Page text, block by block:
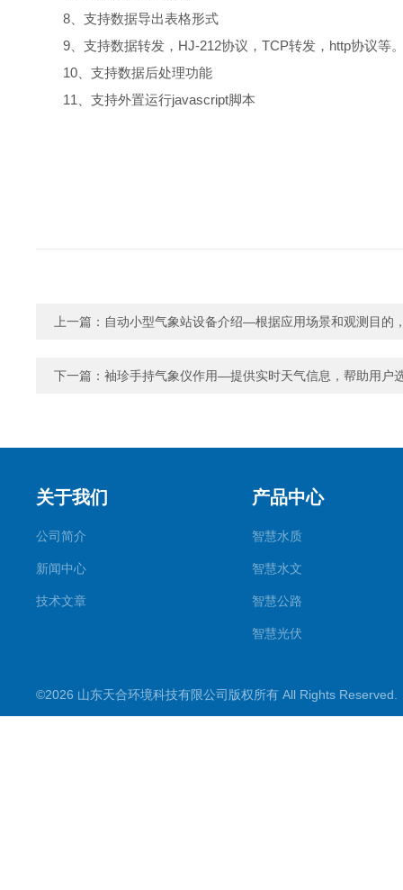
8、支持数据导出表格形式
9、支持数据转发，HJ-212协议，TCP转发，http协议等
10、支持数据后处理功能
11、支持外置运行javascript脚本
上一篇： 自动小型气象站设备介绍—根据应用场景和观测目的
下一篇： 袖珍手持气象仪作用—提供实时天气信息，帮助用户
关于我们
公司简介
新闻中心
技术文章
产品中心
智慧水质
智慧水文
智慧公路
智慧光伏
智慧农业
©2026 山东天合环境科技有限公司版权所有 All Rights